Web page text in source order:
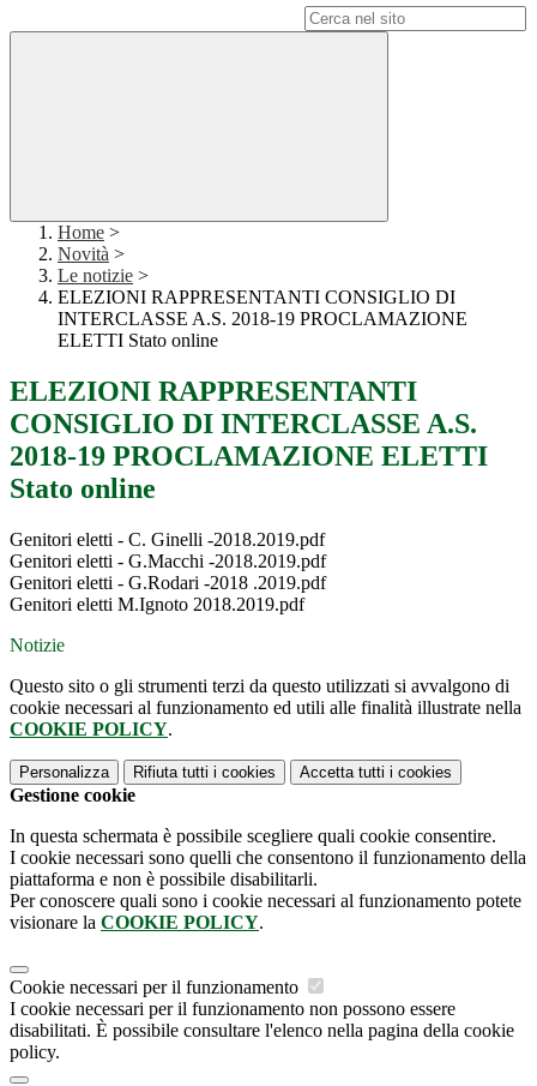
Home >
Novità >
Le notizie >
ELEZIONI RAPPRESENTANTI CONSIGLIO DI
INTERCLASSE A.S. 2018-19 PROCLAMAZIONE
ELETTI Stato online
ELEZIONI RAPPRESENTANTI
CONSIGLIO DI INTERCLASSE A.S.
2018-19 PROCLAMAZIONE ELETTI
Stato online
Genitori eletti - C. Ginelli -2018.2019.pdf
Genitori eletti - G.Macchi -2018.2019.pdf
Genitori eletti - G.Rodari -2018 .2019.pdf
Genitori eletti M.Ignoto 2018.2019.pdf
Notizie
Questo sito o gli strumenti terzi da questo utilizzati si avvalgono di
cookie necessari al funzionamento ed utili alle finalità illustrate nella
COOKIE POLICY.
Personalizza Rifiuta tutti i cookies Accetta tutti i cookies
Gestione cookie
In questa schermata è possibile scegliere quali cookie consentire.
I cookie necessari sono quelli che consentono il funzionamento della
piattaforma e non è possibile disabilitarli.
Per conoscere quali sono i cookie necessari al funzionamento potete
visionare la COOKIE POLICY.
Cookie necessari per il funzionamento
I cookie necessari per il funzionamento non possono essere
disabilitati. È possibile consultare l'elenco nella pagina della cookie
policy.